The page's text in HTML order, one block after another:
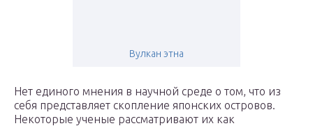
Вулкан этна
Нет единого мнения в научной среде о том, что из
себя представляет скопление японских островов.
Некоторые ученые рассматривают их как